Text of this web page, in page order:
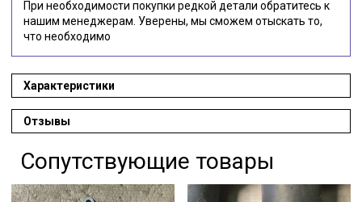
При необходимости покупки редкой детали обратитесь к
нашим менеджерам. Уверены, мы сможем отыскать то,
что необходимо
Характеристики
Отзывы
Сопутствующие товары